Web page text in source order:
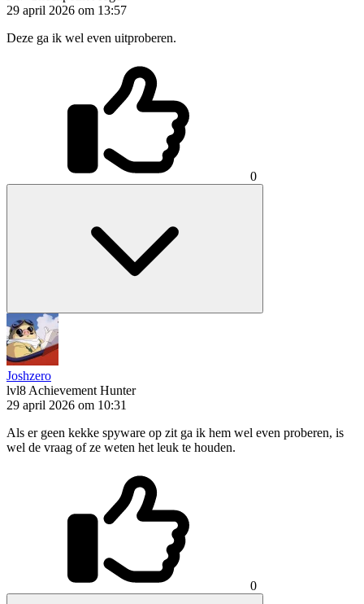
29 april 2026 om 13:57
Deze ga ik wel even uitproberen.
0
Joshzero
lvl8 Achievement Hunter
29 april 2026 om 10:31
Als er geen kekke spyware op zit ga ik hem wel even proberen, is
wel de vraag of ze weten het leuk te houden.
0